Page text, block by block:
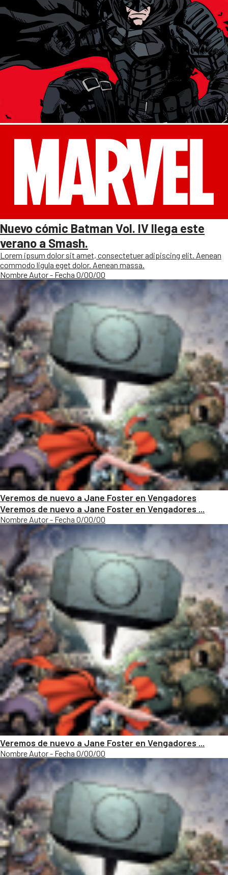
Nuevo cómic Batman Vol. IV llega este
verano a Smash.
Lorem ipsum dolor sit amet, consectetuer adipiscing elit. Aenean
commodo ligula eget dolor. Aenean massa.
Nombre Autor - Fecha 0/00/00
Veremos de nuevo a Jane Foster en Vengadores
Veremos de nuevo a Jane Foster en Vengadores ...
Nombre Autor - Fecha 0/00/00
Veremos de nuevo a Jane Foster en Vengadores ...
Nombre Autor - Fecha 0/00/00